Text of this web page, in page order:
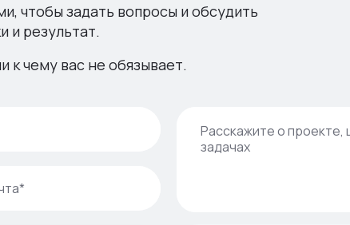
чтобы задать вопросы и обсудить
и результат.
к чему вас не обязывает.